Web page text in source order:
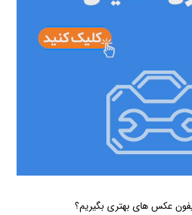
عکس‌ های بهتری بگیریم؟